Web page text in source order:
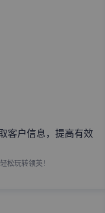
客户信息，提高有效
松玩转领英！